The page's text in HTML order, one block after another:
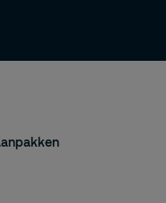
& nieuws